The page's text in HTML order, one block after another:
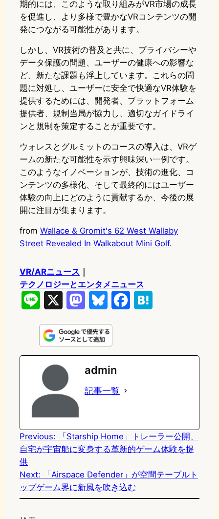
期的には、このような取り組みがVR市場の成長
を促進し、より多様で豊かなVRコンテンツの開
発につながる可能性があります。
しかし、VR技術の普及と共に、プライバシーや
データ保護の問題、ユーザーの健康への影響な
ど、新たな課題も浮上しています。これらの問
題に対処し、ユーザーに安全で快適なVR体験を
提供するためには、開発者、プラットフォーム
提供者、規制当局が協力し、適切なガイドライ
ンと規制を策定することが重要です。
ウォレスとグルミットのコースの導入は、VRゲ
ームの新たな可能性を示す興味深い一例です。
このようなイノベーションが、技術の進化、コ
ンテンツの多様化、そして最終的にはユーザー
体験の向上にどのように貢献するか、今後の展
開に注目が集まります。
from Wallace & Gromit's 62 West Wallaby
Street Revealed In Walkabout Mini Golf.
VR/ARニュース
テクノロジーとエンタメニュース
n
e
s
t
o
d
n
u
e
s
k
e
k
e
admin
記事一覧
Previous:
「Starship Home」トレーラー公開、
自宅が宇宙船に変身する革新的ゲーム体験を提
供
Next:
「Airspace Defender」が空間テーブルト
ップゲーム界に新風を吹き込む